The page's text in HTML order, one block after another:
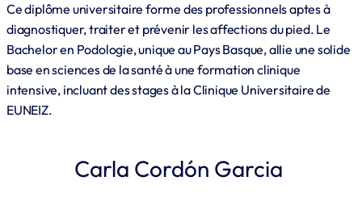
Ce diplôme universitaire forme des professionnels aptes à
diagnostiquer, traiter et prévenir les affections du pied. Le
Bachelor en Podologie, unique au Pays Basque, allie une solide
base en sciences de la santé à une formation clinique
intensive, incluant des stages à la Clinique Universitaire de
EUNEIZ.
Carla Cordón Garcia